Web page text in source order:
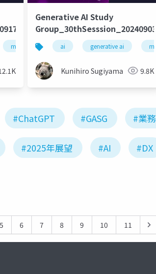
artificial intelligence
machine learning deep learning
Generative AI Study
Group_30thSesssion_20240903
ai generative ai
Kunihiro Sugiyama 9.8K
#ChatGPT #GASG #業
#2025年展望 #AI #DX
5 6 7 8 9 10 11